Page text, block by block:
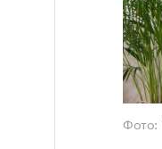
Фото: